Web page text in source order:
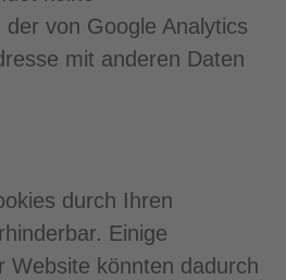
von Google Analytics
mit anderen Daten
durch Ihren
Einige
Website könnten dadurch